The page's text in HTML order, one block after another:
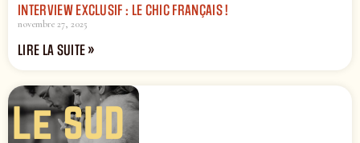
INTERVIEW EXCLUSIF : LE CHIC FRANÇAIS !
novembre 27, 2025
LIRE LA SUITE »